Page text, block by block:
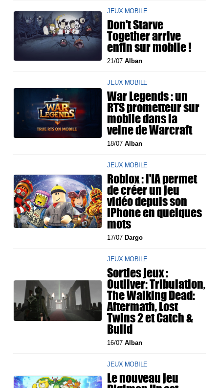
JEUX MOBILE
Don't Starve
Together arrive
enfin sur mobile !
21/07Alban
JEUX MOBILE
War Legends : un
RTS prometteur sur
mobile dans la
veine de Warcraft
18/07Alban
JEUX MOBILE
Roblox : l'IA permet
de créer un jeu
vidéo depuis son
iPhone en quelques
mots
17/07 Dargo
JEUX MOBILE
Sorties jeux :
Outliver: Tribulation,
The Walking Dead:
Aftermath, Lost
Twins 2 et Catch &
Build
16/07Alban
JEUX MOBILE
Le nouveau jeu